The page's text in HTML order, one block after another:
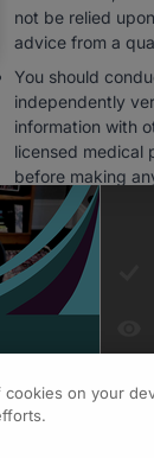
on your